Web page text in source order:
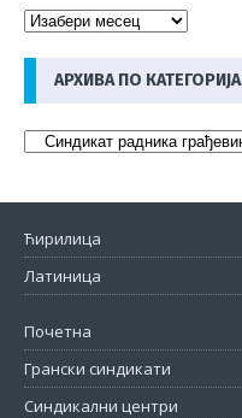
АРХИВА ПО
Ћирилица
Латиница
Почетна
Грански синдикати
Синдикални центри